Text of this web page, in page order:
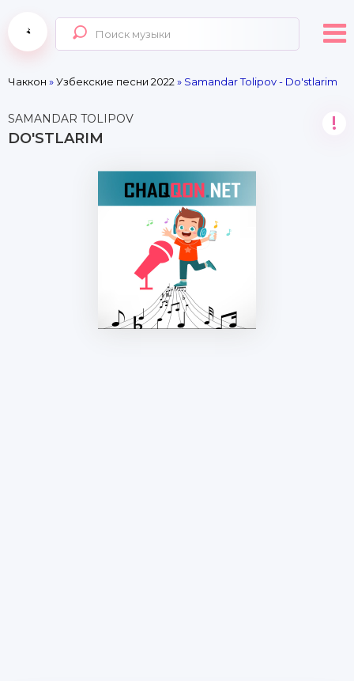
Чаккон »Узбекские песни 2022 » Samandar Tolipov - Do'stlarim
SAMANDAR TOLIPOV
DO'STLARIM
!